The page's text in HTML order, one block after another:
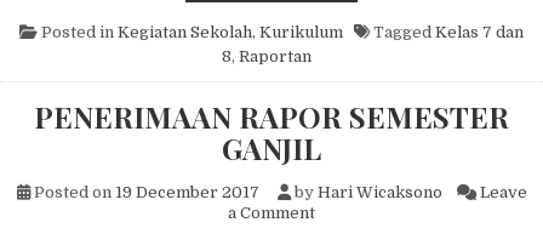
Posted in Kegiatan Sekolah, Kurikulum Tagged Kelas 7 dan
8, Raportan
PENERIMAAN RAPOR SEMESTER
GANJIL
Posted on 19 December 2017 by Hari Wicaksono
Leave
a Commenton PENERIMAAN RAPOR